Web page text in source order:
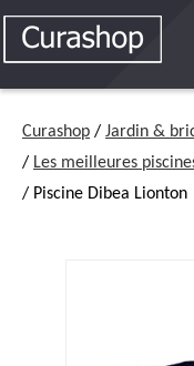
Curashop / Jardin &
/ Les meilleures
/ Piscine Dibea Lionton